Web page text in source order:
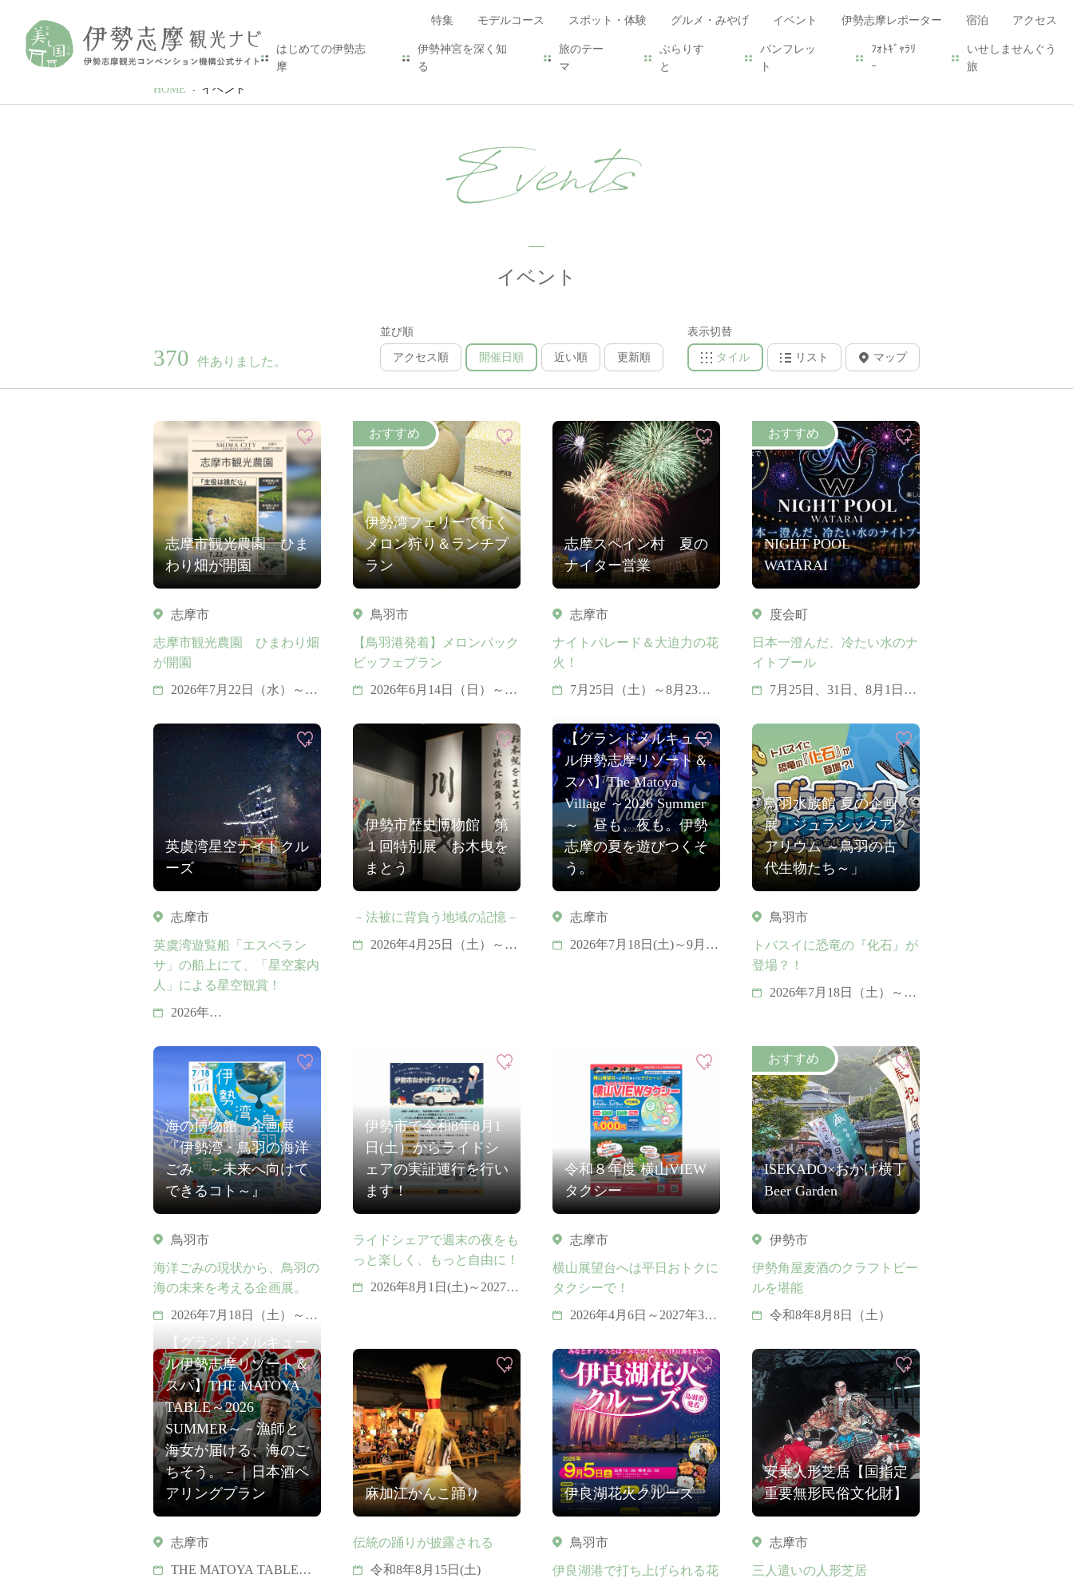
特集 モデルコース スポット・体験 グルメ・みやげ イベント 伊勢志摩レポーター 宿泊 アクセス
はじめての伊勢志
摩
伊勢神宮を深く知
る
旅のテー
マ
ぶらりす
と
パンフレッ
ト
ﾌｫﾄｷﾞｬﾗﾘ
ｰ
いせしませんぐう
旅
HOME イベント
Events
イベント
370 件ありました。
並び順
アクセス順 開催日順 近い順 更新順
表示切替
タイル リスト マップ
志摩市観光農園 ひま
わり畑が開園
志摩市
志摩市観光農園 ひまわり畑
が開園
2026年7月22日（水）～8
伊勢湾フェリーで行く
メロン狩り＆ランチプ
ラン
鳥羽市
【鳥羽港発着】メロンパック
ビッフェプラン
2026年6月14日（日）～8
志摩スペイン村 夏の
ナイター営業
志摩市
ナイトパレード＆大迫力の花
火！
7月25日（土）～8月23日
NIGHT POOL
WATARAI
度会町
日本一澄んだ、冷たい水のナ
イトプール
7月25日、31日、8月1日、
13日、14日、15日、21
日、22日、28日、29日 ※
天候により中止となる場
合があります。
英虞湾星空ナイトクル
ーズ
志摩市
英虞湾遊覧船「エスペラン
サ」の船上にて、「星空案内
人」による星空観賞！
2026年
日（土）
8月12日（水）・ 8月13
日（土）
8月14日（金）・ 8月15
日（土）
8月22日（土）・ 8月29
日（土）
伊勢市歴史博物館 第
１回特別展 お木曳を
まとう
－法被に背負う地域の記憶－
2026年4月25日（土）～9
【グランドメルキュー
ル伊勢志摩リゾート＆
スパ】The Matoya
Village ～2026 Summer
～ 昼も、夜も。伊勢
志摩の夏を遊びつくそ
う。
志摩市
2026年7月18日(土)～9月23
鳥羽水族館 夏の企画
展「ジュラシックアク
アリウム ～鳥羽の古
代生物たち～」
鳥羽市
トバスイに恐竜の『化石』が
登場？！
2026年7月18日（土）～
海の博物館 企画展
『伊勢湾・鳥羽の海洋
ごみ ～未来へ向けて
できるコト～』
鳥羽市
海洋ごみの現状から、鳥羽の
海の未来を考える企画展。
2026年7月18日（土）～
伊勢市で令和8年8月1
日(土）からライドシ
ェアの実証運行を行い
ます！
ライドシェアで週末の夜をも
っと楽しく、もっと自由に！
2026年8月1日(土)～2027年
令和８年度 横山VIEW
タクシー
志摩市
横山展望台へは平日おトクに
タクシーで！
2026年4月6日～2027年3月
下の期間は運行いたしま
せん。 ・4月25日～5月6
日 ・7月18日～8月23
日 ・12月19日～1月3
日
ISEKADO×おかげ横丁
Beer Garden
伊勢市
伊勢角屋麦酒のクラフトビー
ルを堪能
令和8年8月8日（土）
【グランドメルキュー
ル伊勢志摩リゾート＆
スパ】THE MATOYA
TABLE～2026
SUMMER～－漁師と
海女が届ける、海のご
ちそう。－｜日本酒ペ
アリングプラン
志摩市
THE MATOYA TABLE：
麻加江かんこ踊り
伝統の踊りが披露される
令和8年8月15日(土)
伊良湖花火クルーズ
鳥羽市
伊良湖港で打ち上げられる花
安乗人形芝居【国指定
重要無形民俗文化財】
志摩市
三人遣いの人形芝居